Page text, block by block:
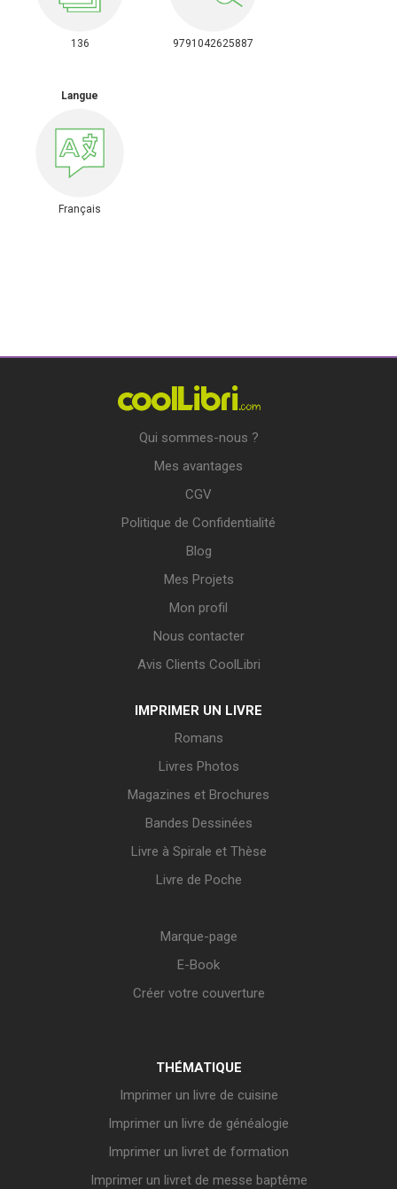
136 9791042625887
Langue
Français
Qui sommes-nous ?
Mes avantages
CGV
Politique de Confidentialité
Blog
Mes Projets
Mon profil
Nous contacter
Avis Clients CoolLibri
IMPRIMER UN LIVRE
Romans
Livres Photos
Magazines et Brochures
Bandes Dessinées
Livre à Spirale et Thèse
Livre de Poche
Marque-page
E-Book
Créer votre couverture
THÉMATIQUE
Imprimer un livre de cuisine
Imprimer un livre de généalogie
Imprimer un livret de formation
Imprimer un livret de messe baptême